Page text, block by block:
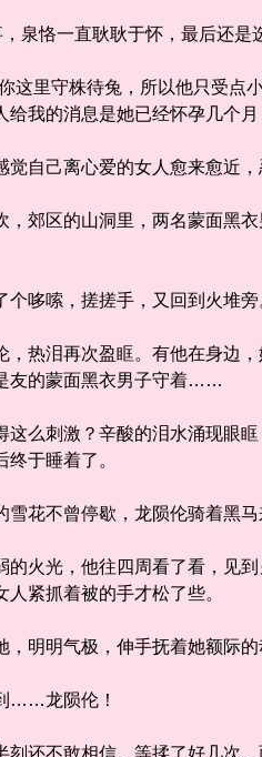
泉恪一直耿耿于怀，最后还是
里守株待兔，所以他只受点
给我的消息是她已经怀孕几个
自己离心爱的女人愈来愈近，
区的山洞里，两名蒙面黑衣
哆嗦，搓搓手，又回到火堆旁
泪再次盈眶。有他在身边，
友的蒙面黑衣男子守着……
刺激？辛酸的泪水涌现眼眶
于睡着了。
花不曾停歇，龙陨伦骑着黑马
光，他往四周看了看，见到
紧抓着被的手才松了些。
明气极，伸手抚着她额际的
……龙陨伦！
不敢相信，等揉了好几次，